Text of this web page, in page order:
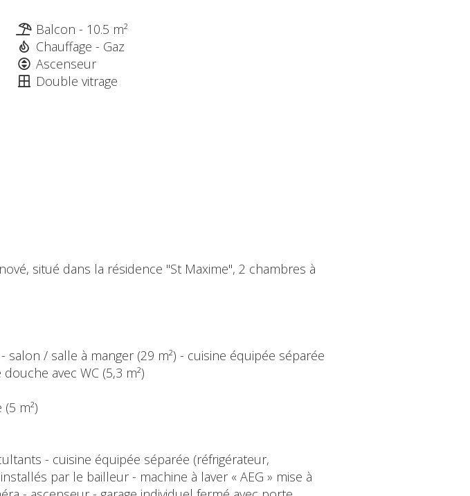
Balcon - 10.5 m²
Chauffage - Gaz
Ascenseur
Double vitrage
situé dans la résidence "St Maxime", 2 chambres à
/ salle à manger (29 m²) - cuisine équipée séparée
avec WC (5,3 m²)
m²)
- cuisine équipée séparée (réfrigérateur,
par le bailleur - machine à laver « AEG » mise à